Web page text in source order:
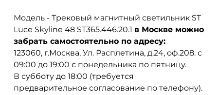
Модель - Трековый магнитный светильник ST
Luce Skyline 48 ST365.446.20.1 в Москве можно
забрать самостоятельно по адресу:
123060, г.Москва, Ул. Расплетина, д.24, оф.208. с
09:00 до 19:00 с понедельника по пятницу.
В субботу до 18:00 (требуется
предварительное согласование по телефону).